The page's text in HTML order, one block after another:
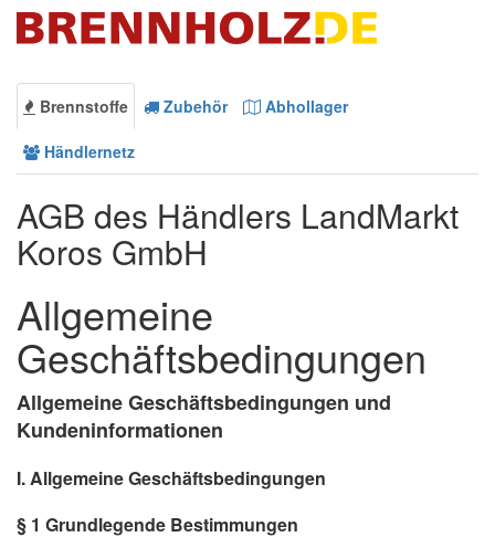
Brennstoffe Zubehör Abhollager
Händlernetz
AGB des Händlers LandMarkt
Koros GmbH
Allgemeine
Geschäftsbedingungen
Allgemeine Geschäftsbedingungen und
Kundeninformationen
I. Allgemeine Geschäftsbedingungen
§ 1 Grundlegende Bestimmungen